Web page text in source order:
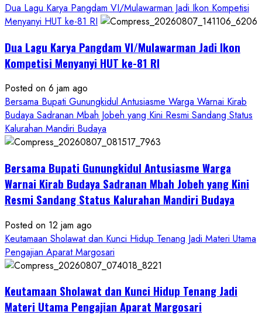
Dua Lagu Karya Pangdam VI/Mulawarman Jadi Ikon Kompetisi
Menyanyi HUT ke-81 RI
Dua Lagu Karya Pangdam VI/Mulawarman Jadi Ikon
Kompetisi Menyanyi HUT ke-81 RI
Posted on 6 jam ago
Bersama Bupati Gunungkidul Antusiasme Warga Warnai Kirab
Budaya Sadranan Mbah Jobeh yang Kini Resmi Sandang Status
Kalurahan Mandiri Budaya
Bersama Bupati Gunungkidul Antusiasme Warga
Warnai Kirab Budaya Sadranan Mbah Jobeh yang Kini
Resmi Sandang Status Kalurahan Mandiri Budaya
Posted on 12 jam ago
Keutamaan Sholawat dan Kunci Hidup Tenang Jadi Materi Utama
Pengajian Aparat Margosari
Keutamaan Sholawat dan Kunci Hidup Tenang Jadi
Materi Utama Pengajian Aparat Margosari